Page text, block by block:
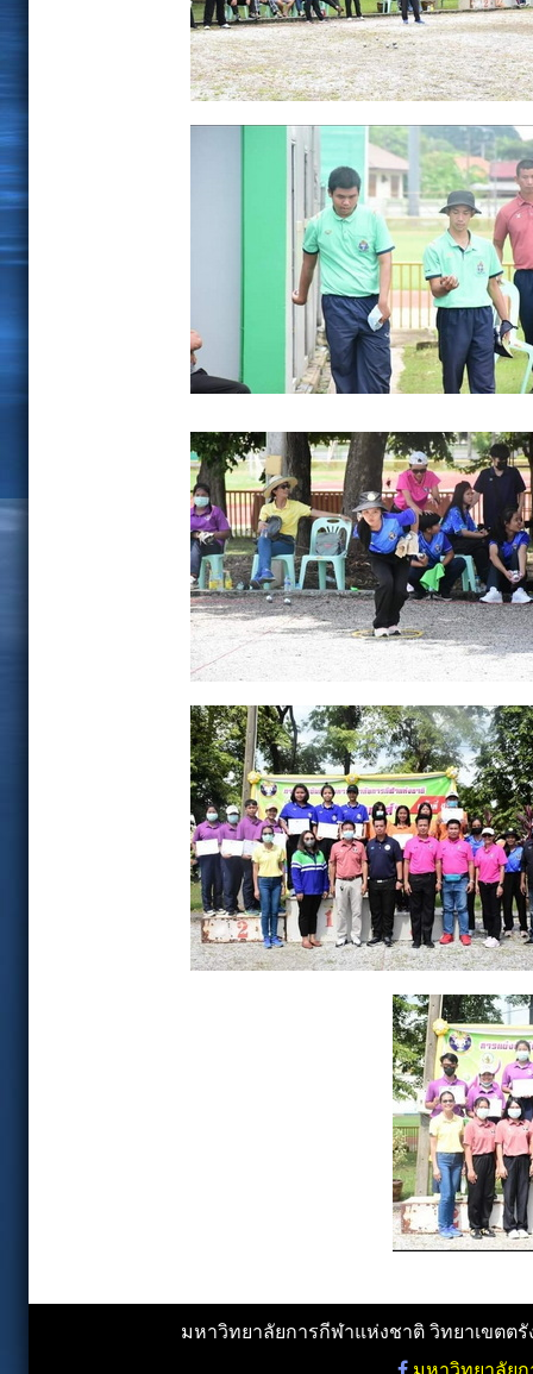
มหาวิทยาลัยการกีฬาแห่งชาติ วิทยาเขตตรั
มหาวิทยาลัยก